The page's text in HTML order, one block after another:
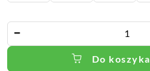
Do koszyka